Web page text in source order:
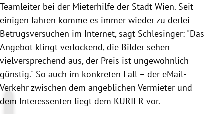
Teamleiter bei der Mieterhilfe der Stadt Wien. Seit
einigen Jahren komme es immer wieder zu derlei
Betrugsversuchen im Internet, sagt Schlesinger: "Das
Angebot klingt verlockend, die Bilder sehen
vielversprechend aus, der Preis ist ungewöhnlich
günstig." So auch im konkreten Fall – der eMail-
Verkehr zwischen dem angeblichen Vermieter und
dem Interessenten liegt dem KURIER vor.